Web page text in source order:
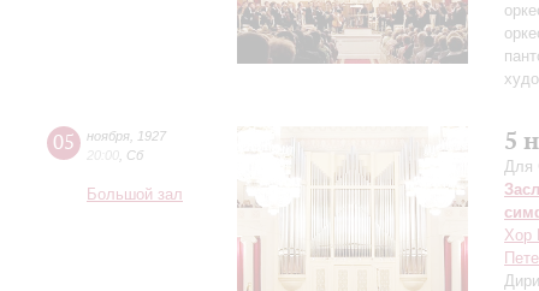
05 ноября
1927
20:00 Сб
Большой зал
5
Для
Хор